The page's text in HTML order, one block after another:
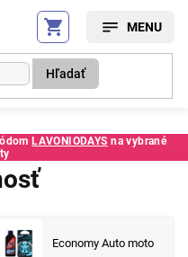
LAVONIODAYS na vybrané
Hľadať
Economy Auto moto